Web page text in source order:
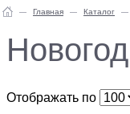
Главная Каталог
Отображать по